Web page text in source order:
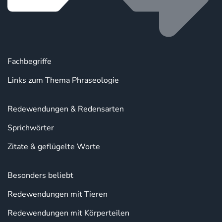
Fachbegriffe
Links zum Thema Phraseologie
Redewendungen & Redensarten
Sprichwörter
Zitate & geflügelte Worte
Besonders beliebt
Redewendungen mit Tieren
Redewendungen mit Körperteilen